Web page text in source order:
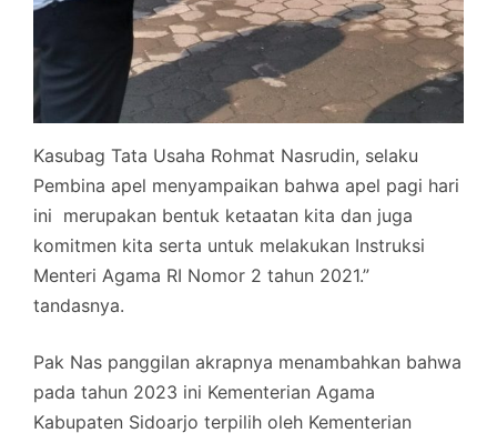
Kasubag Tata Usaha Rohmat Nasrudin, selaku
Pembina apel menyampaikan bahwa apel pagi hari
ini merupakan bentuk ketaatan kita dan juga
komitmen kita serta untuk melakukan Instruksi
Menteri Agama RI Nomor 2 tahun 2021.”
tandasnya.
Pak Nas panggilan akrapnya menambahkan bahwa
pada tahun 2023 ini Kementerian Agama
Kabupaten Sidoarjo terpilih oleh Kementerian